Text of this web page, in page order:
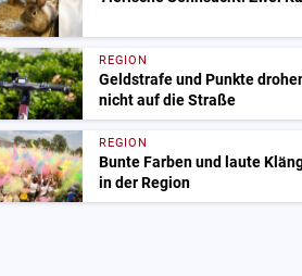
REGION
Geldstrafe und Punkte
nicht auf die Straße
REGION
Bunte Farben und laute
in der Region